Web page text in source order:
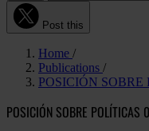
Post this
Home
Publications
POSICIÓN
POSICIÓN SOBRE POLÍTICAS